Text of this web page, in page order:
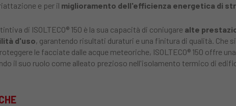
e per il miglioramento dell'efficienza energetica di
di ISOLTECO® 150 è la sua capacità di coniugare alte
d'uso, garantendo risultati duraturi e una finitura di qualità. Che
le facciate dalle acque meteoriche, ISOLTECO® 150 offre
il suo ruolo come alleato prezioso nell'isolamento termico di